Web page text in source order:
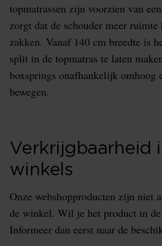
topmatrassen zijn voorzien van
zorgt dat de schouder meer ruimte
zakken. Vanaf 140 cm breedte is
split in de topmatras te laten
boxsprings onafhankelijk omhoog
bewegen.
Verkrijgbaarheid
winkels
Onze webshopproducten zijn niet
de winkel. Wil je het product in
Informeer dan eerst naar de